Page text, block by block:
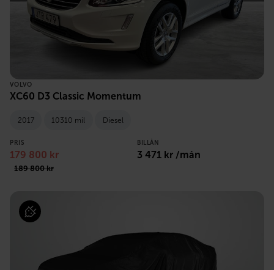
VOLVO
XC60 D3 Classic Momentum
2017 10310 mil Diesel
PRIS
179 800 kr
189 800 kr
BILLÅN
3 471 kr /mån